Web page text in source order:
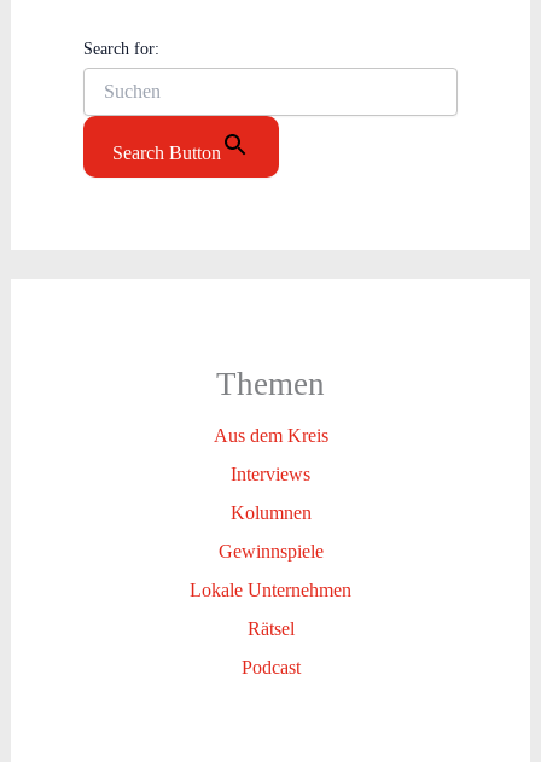
Search for:
Search Button
Themen
Aus dem Kreis
Interviews
Kolumnen
Gewinnspiele
Lokale Unternehmen
Rätsel
Podcast